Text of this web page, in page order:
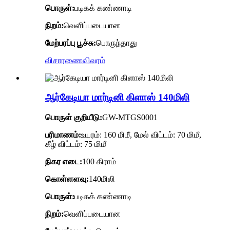
பொருள்:படிகக் கண்ணாடி
நிறம்:வெளிப்படையான
மேற்பரப்பு பூச்சு:பொருந்தாது
விசாரணைவிவரம்
ஆர்கேடியா மார்டினி கிளாஸ் 140மிலி
பொருள் குறியீடு:GW-MTGS0001
பரிமாணம்:உயரம்: 160 மிமீ, மேல் விட்டம்: 70 மிமீ,
கீழ் விட்டம்: 75 மிமீ
நிகர எடை:100 கிராம்
கொள்ளளவு:140மிலி
பொருள்:படிகக் கண்ணாடி
நிறம்:வெளிப்படையான